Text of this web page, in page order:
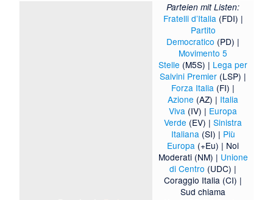
Parteien mit Listen:
Fratelli d’Italia (FDI) |
Partito
Democratico (PD) |
Movimento 5
Stelle (M5S) | Lega per
Salvini Premier (LSP) |
Forza Italia (FI) |
Azione (AZ) | Italia
Viva (IV) | Europa
Verde (EV) |Sinistra
Italiana (SI) | Più
Europa (+Eu) | Noi
Moderati(NM) | Unione
di Centro (UDC) |
Coraggio Italia (CI) |
Sud chiama